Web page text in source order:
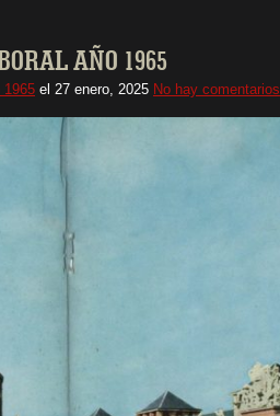
AÑO 1965
1965 el 27 enero, 2025 No hay comentarios